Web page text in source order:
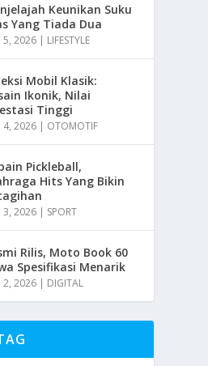
Keunikan Suku
Yang Tiada Dua
5, 2026 | LIFESTYLE
Mobil Klasik:
Ikonik, Nilai
Tinggi
4, 2026 | OTOMOTIF
Pickleball,
Hits Yang Bikin
3, 2026 | SPORT
Rilis, Moto Book 60
Spesifikasi Menarik
2, 2026 | DIGITAL